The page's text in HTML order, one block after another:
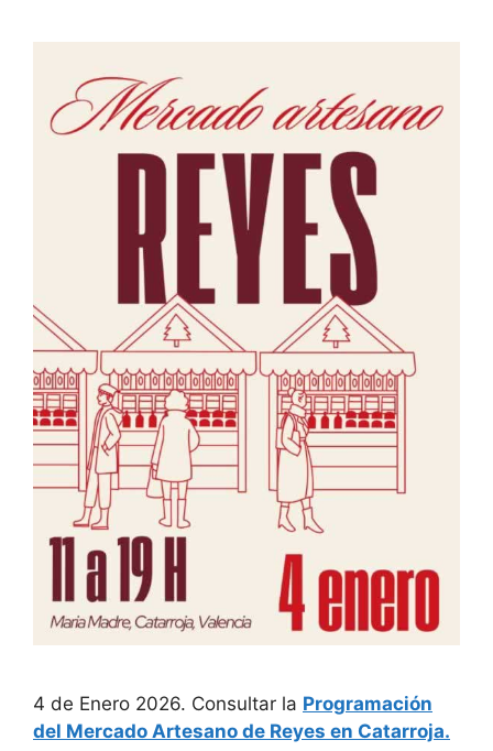
4 de Enero 2026. Consultar la Programación
del Mercado Artesano de Reyes en Catarroja.